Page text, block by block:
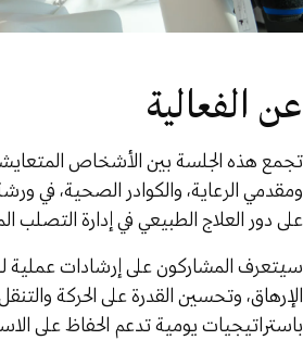
عن الفعالية
تجمع هذه الجلسة بين الأشخاص
ومقدمي الرعاية، والكوادر الصحية، في
على دور العلاج الطبيعي في إدارة التصلب
سيتعرف المشاركون على إرشادات عملية
الإرهاق، وتحسين القدرة على الحركة
باستراتيجيات يومية تدعم الحفاظ على